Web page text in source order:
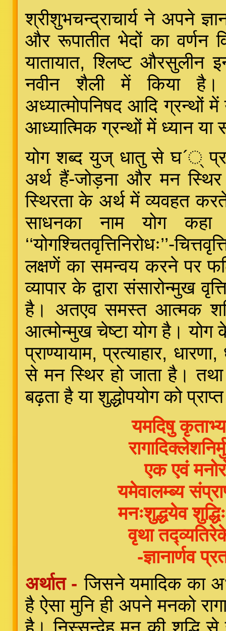
श्रीशुभचन्द्राचार्य ने अपने
और रूपातीत भेदों का वर्णन
यातायात, श्लिष्ट औरसुलीन
नवीन शैली में किया है।
अध्यात्मोपनिषद आदि ग्रन्थों
आध्यात्मिक ग्रन्थों में ध्यान या
योग शब्द युज् धातु से घ´्
अर्थ हैं-जोड़ना और मन
स्थिरता के अर्थ में व्यवहत
साधनका नाम योग
‘‘योगश्चितवृत्तिनिरोधः’’-
लक्षणें का समन्वय करने पर
व्यापार के द्वारा संसारोन्मुख
है। अतएव समस्त आत्मक
आत्मोन्मुख चेष्टा योग है।
प्राण्यायाम, प्रत्याहार,
से मन स्थिर हो जाता है।
बढ़ता है या शुद्धोपयोग को
यमदिषु
एक एवं
यमेवालम्ब्य
मनःशुद्धयेव
वृथा
-ज्ञानार्णव
अर्थात - जिसने यमादिक का
है ऐसा मुनि ही अपने मनको